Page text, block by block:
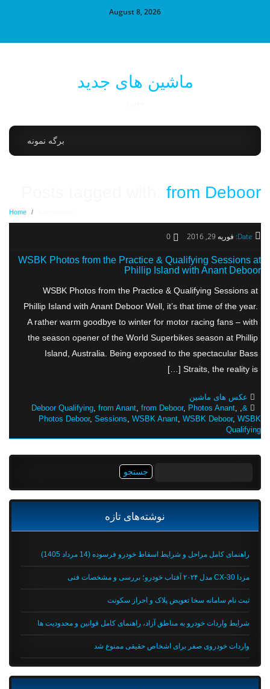
August 8, 2026
ماشین های جدید
برگه نمونه
Posts tagged with:from Deboor
Home
Date: فوریه 29, 2016 0
WSBK Photos from the Practice & Qualifying Sessions at
Phillip Island with Anant Deboor
WSBK Photos from the Practice & Qualifying Sessions at
Phillip Island with Anant Deboor Well, it’s that time of the year.
A rather warm goodbye to winter for motor racing fans – with
the season opener of the World Superbikes season at Phillip
Island, Australia. Being exposed to the spectacular Bass
Straits, the reality is […]
عکس های ماشین
&
,
Deboor Qualifying,from Anant,from Deboor,Photos Anant,
Photos Deboor,Sessions,WSBK Anant,WSBK Deboor,WSBK
Qualifying
نوشته‌های تازه
راهنمای کامل مراحل و شرایط اسقاط خودرو فرسوده (14 مرداد 1405)
مزدا CX-30 مدل ۲۰۲۴ آفتاب خودرو؛ بررسی و مشخصات فنی
ثبت نام سامانه سخا تعویض پلاک و احراز سکونت
شرایط واردات خودرو به مناطق آزاد، راهنمای کامل قوانین و محدودیت ها
واردات خودروی صفر برای اشخاص حقیقی ممنوع شد